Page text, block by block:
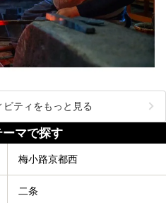
ティをもっと見る
マで探す
梅小路京都西
二条